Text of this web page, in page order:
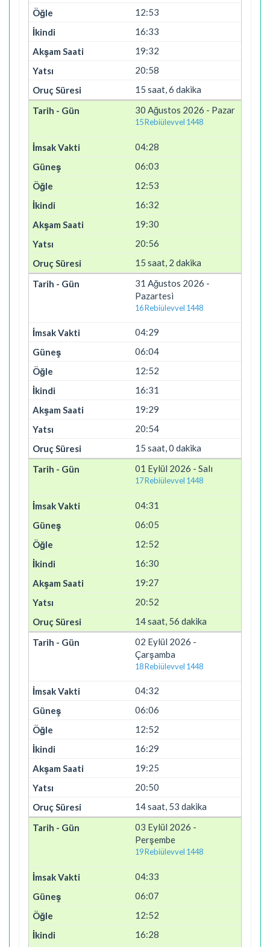
12:53
16:33
19:32
20:58
15 saat, 6 dakika
30 Ağustos 2026 - Pazar
15 Rebiülevvel 1448
04:28
06:03
12:53
16:32
19:30
20:56
15 saat, 2 dakika
31 Ağustos 2026 -
Pazartesi
16 Rebiülevvel 1448
04:29
06:04
12:52
16:31
19:29
20:54
15 saat, 0 dakika
01 Eylül 2026 - Salı
17 Rebiülevvel 1448
04:31
06:05
12:52
16:30
19:27
20:52
14 saat, 56 dakika
02 Eylül 2026 -
Çarşamba
18 Rebiülevvel 1448
04:32
06:06
12:52
16:29
19:25
20:50
14 saat, 53 dakika
03 Eylül 2026 -
Perşembe
19 Rebiülevvel 1448
04:33
06:07
12:52
16:28